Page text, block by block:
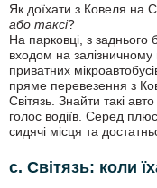
Як доїхати з Ковеля на
або таксі?
На парковці, з заднього
входом на залізничному
приватних
пряме перевезення з
Світязь. Знайти такі
голос водіїв. Серед
сидячі місця та
с. Світязь: коли